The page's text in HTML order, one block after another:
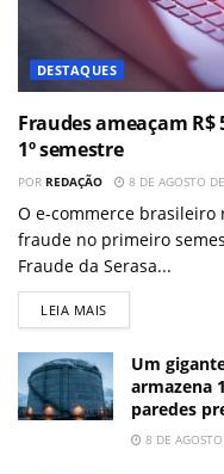
DESTAQUES
Fraudes ameaçam
1º semestre
POR REDAÇÃO 8 DE AGOSTO
O e-commerce brasileiro
fraude no primeiro
Fraude da Serasa...
LEIA MAIS
Um
armazena
paredes
8 DE